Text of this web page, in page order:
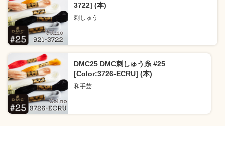
3722] (本)
刺しゅう
DMC25 DMC刺しゅう糸 #25
[Color:3726-ECRU] (本)
和手芸